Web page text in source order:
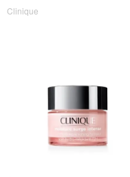
Clinique